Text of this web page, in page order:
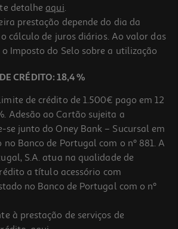
detalhe aqui.
prestação depende do dia da
cálculo de juros diários. Ao valor das
o Imposto do Selo sobre a utilização
CRÉDITO: 18,4 %
de crédito de 1.500€ pago em 12
Adesão ao Cartão sujeita a
se junto do Oney Bank – Sucursal em
Banco de Portugal com o nº 881. A
S.A. atua na qualidade de
a título acessório com
no Banco de Portugal com o nº
à prestação de serviços de